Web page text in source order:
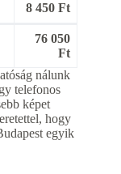
8 450 Ft
76 050
Ft
nálunk
telefonos
képet
hogy
egyik